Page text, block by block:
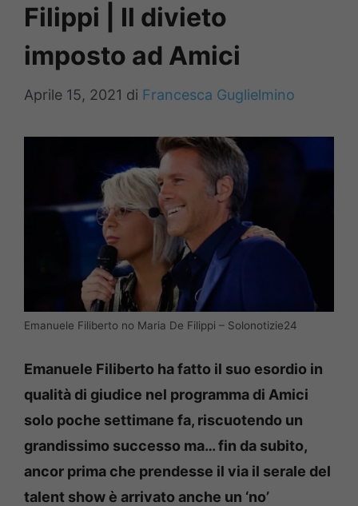
Filippi | Il divieto
imposto ad Amici
Aprile 15, 2021 di Francesca Guglielmino
Emanuele Filiberto no Maria De Filippi – Solonotizie24
Emanuele Filiberto ha fatto il suo esordio in
qualità di giudice nel programma di Amici
solo poche settimane fa, riscuotendo un
grandissimo successo ma… fin da subito,
ancor prima che prendesse il via il serale del
talent show è arrivato anche un ‘no’